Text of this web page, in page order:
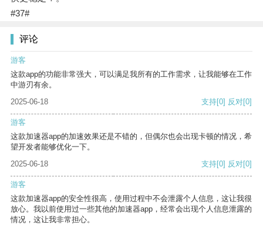
#37#
评论
游客
这款app的功能非常强大，可以满足我所有的工作需求，让我能够在工作
中游刃有余。
2025-06-18
支持[0] 反对[0]
游客
这款加速器app的加速效果还是不错的，但偶尔也会出现卡顿的情况，希
望开发者能够优化一下。
2025-06-18
支持[0] 反对[0]
游客
这款加速器app的安全性很高，使用过程中不会泄露个人信息，这让我很
放心。我以前使用过一些其他的加速器app，经常会出现个人信息泄露的
情况，这让我非常担心。